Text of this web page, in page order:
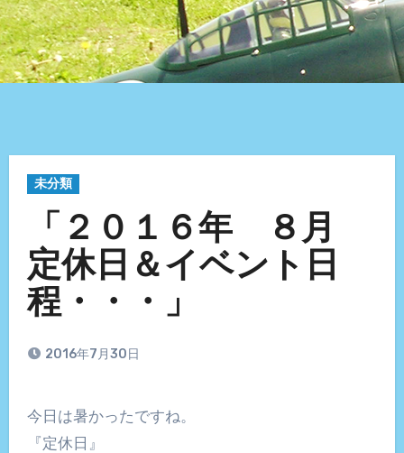
未分類
「２０１６年 ８月
定休日＆イベント日
程・・・」
2016年7月30日
今日は暑かったですね。
『定休日』